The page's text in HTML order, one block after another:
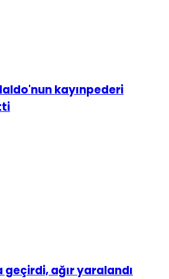
kayınpederi
geçirdi, ağır yaralandı